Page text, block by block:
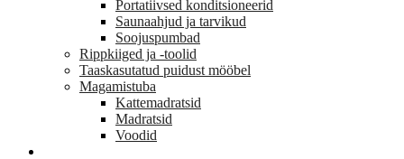
Portatiivsed konditsioneerid
Saunaahjud ja tarvikud
Soojuspumbad
Rippkiiged ja -toolid
Taaskasutatud puidust mööbel
Magamistuba
Kattemadratsid
Madratsid
Voodid